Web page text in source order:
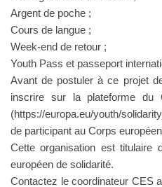
Argent de poche ;
Cours de langue ;
Week-end de retour ;
Youth Pass et passeport
Avant de postuler à ce projet
inscrire sur la plateforme du
(https://europa.eu/youth/
de participant au Corps
Cette organisation est titulaire
européen de solidarité.
Contactez le coordinateur CES